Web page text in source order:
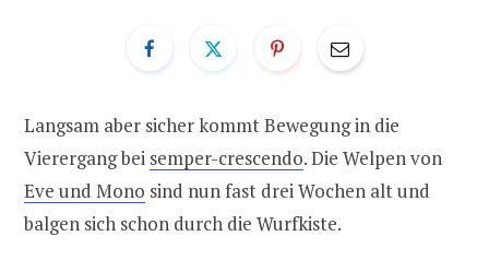
Langsam aber sicher kommt Bewegung in die
Vierergang bei semper-crescendo. Die Welpen von
Eve und Mono sind nun fast drei Wochen alt und
balgen sich schon durch die Wurfkiste.